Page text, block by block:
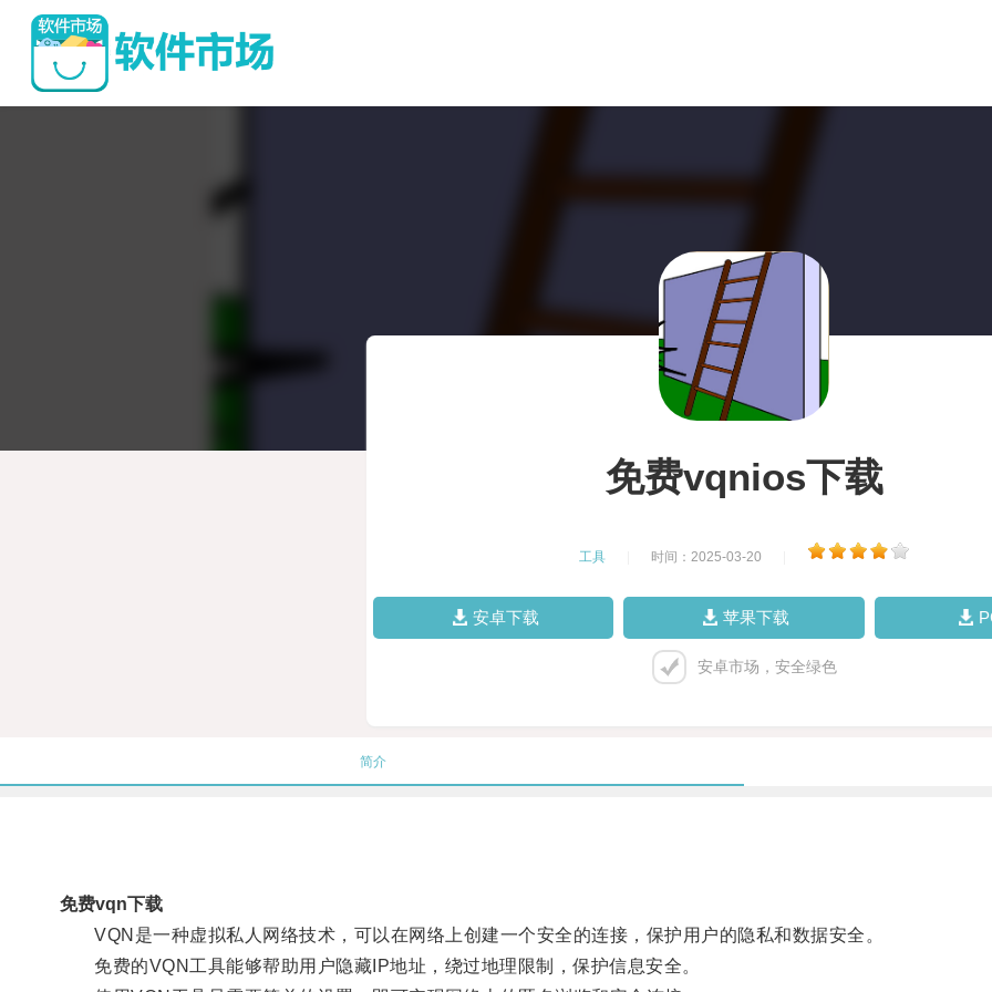
免费vqnios下载
工具 时间：2025-03-20
安卓下载 苹果下载
安卓市场，安全绿色
简介
免费vqn下载
VQN是一种虚拟私人网络技术，可以在网络上创建一个安全的连接，保护用户的隐私和数据安全。
免费的VQN工具能够帮助用户隐藏IP地址，绕过地理限制，保护信息安全。